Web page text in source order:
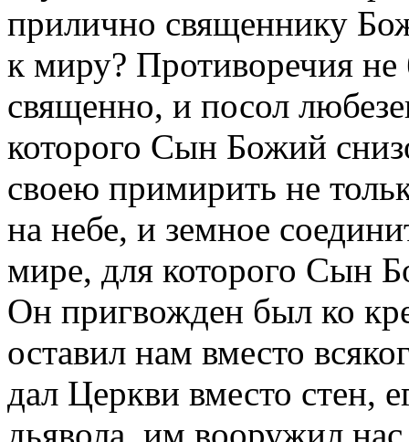
прилично священнику
к миру? Противоречия не
священно, и посол
которого Сын Божий
своею примирить не
на небе, и земное
мире, для которого Сын
Он пригвожден был ко
оставил нам вместо
дал Церкви вместо стен,